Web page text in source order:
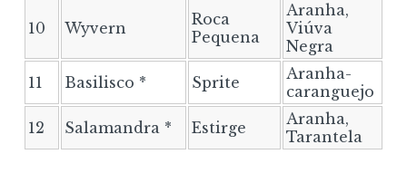
10 Wyvern
Roca
Pequena
Aranha,
Viúva
Negra
11
Basilisco * Sprite
Aranha-
caranguejo
12
Salamandra * Estirge
Aranha,
Tarantela